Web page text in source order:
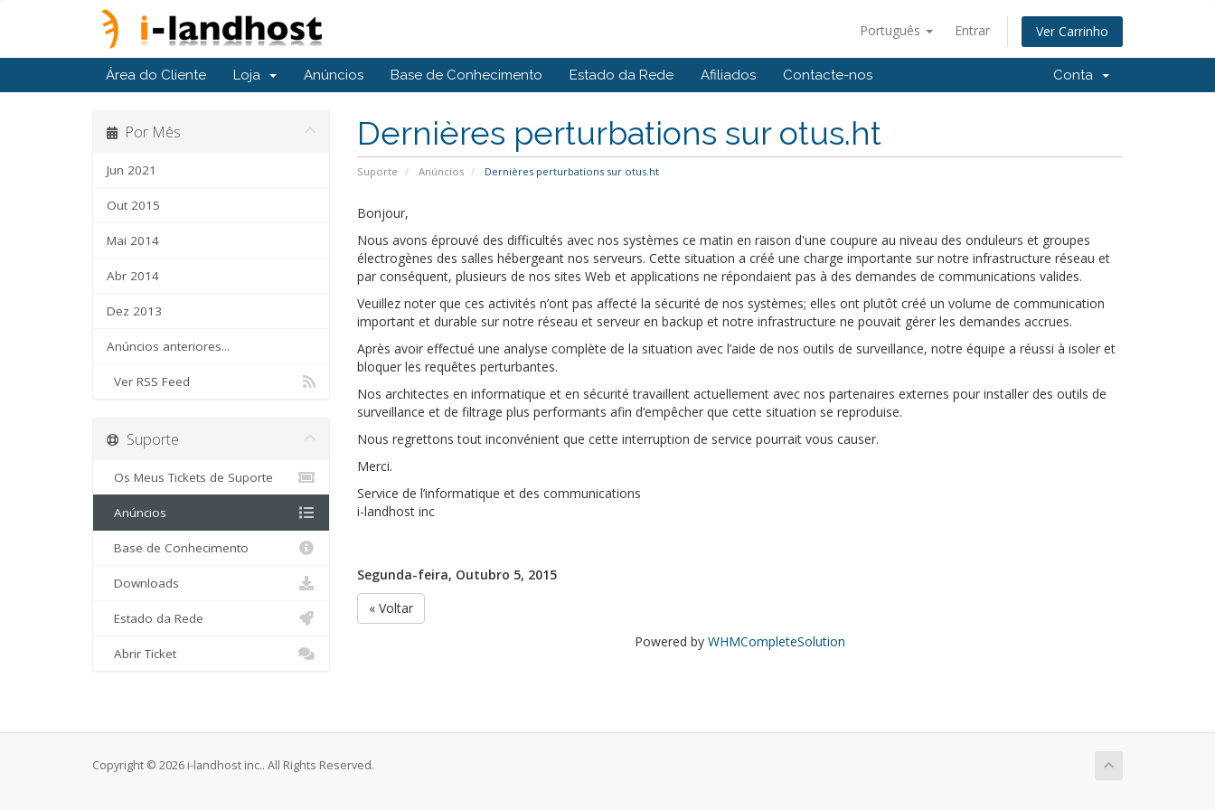
Português Entrar Ver Carrinho
Área do Cliente Loja Anúncios Base de Conhecimento Estado da Rede Afiliados Contacte-nos Conta
Dernières perturbations sur otus.ht
Suporte Anúncios Dernières perturbations sur otus.ht
Por Mês
Jun 2021
Out 2015
Mai 2014
Abr 2014
Dez 2013
Anúncios anteriores...
Ver RSS Feed
Bonjour,
Nous avons éprouvé des difficultés avec nos systèmes ce matin en raison d'une coupure au niveau des onduleurs et groupes
électrogènes des salles hébergeant nos serveurs. Cette situation a créé une charge importante sur notre infrastructure réseau et
par conséquent, plusieurs de nos sites Web et applications ne répondaient pas à des demandes de communications valides.
Veuillez noter que ces activités n’ont pas affecté la sécurité de nos systèmes; elles ont plutôt créé un volume de communication
important et durable sur notre réseau et serveur en backup et notre infrastructure ne pouvait gérer les demandes accrues.
Après avoir effectué une analyse complète de la situation avec l’aide de nos outils de surveillance, notre équipe a réussi à isoler et
bloquer les requêtes perturbantes.
Nos architectes en informatique et en sécurité travaillent actuellement avec nos partenaires externes pour installer des outils de
surveillance et de filtrage plus performants afin d’empêcher que cette situation se reproduise.
Nous regrettons tout inconvénient que cette interruption de service pourrait vous causer.
Merci.
Service de l’informatique et des communications
i-landhost inc
Segunda-feira, Outubro 5, 2015
« Voltar
Powered by WHMCompleteSolution
Suporte
Os Meus Tickets de Suporte
Anúncios
Base de Conhecimento
Downloads
Estado da Rede
Abrir Ticket
Copyright © 2026 i-landhost inc.. All Rights Reserved.